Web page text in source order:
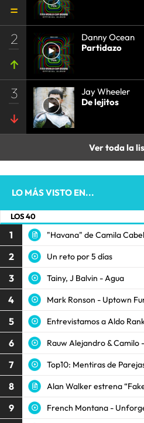
2
Danny Ocean
Partidazo
3
Jay Wheeler
De lejitos
Ver toda la
LO MÁS VISTO EN...
LOS 40
1 "Havana" de Camila
2 Un reto por 5 días
3 Tainy, J Balvin - Agua
4 Mark Ronson - Uptown
5 Entrevistamos a Aldo
6 Rauw Alejandro & Camilo
7 Top10: Mentiras de
8 Alan Walker estrena
9 French Montana -